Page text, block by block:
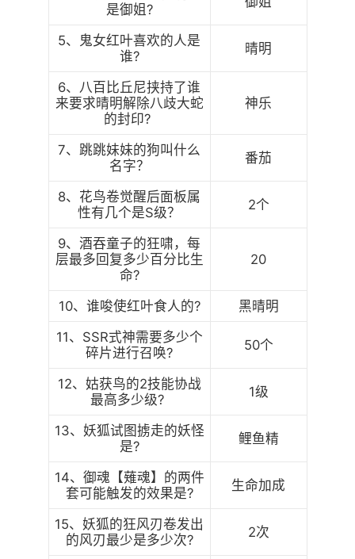
是御姐?
5、鬼女红叶喜欢的人是
谁?
晴明
6、八百比丘尼挟持了谁
来要求晴明解除八歧大蛇
的封印?
神乐
7、跳跳妹妹的狗叫什么
名字？
番茄
8、花鸟卷觉醒后面板属
性有几个是S级？
2个
9、酒吞童子的狂啸，每
层最多回复多少百分比生
命?
20
10、谁唆使红叶食人的?
黑晴明
11、SSR式神需要多少个
碎片进行召唤?
50个
12、姑获鸟的2技能协战
最高多少级?
1级
13、妖狐试图掳走的妖怪
是?
鲤鱼精
14、御魂【薙魂】的两件
套可能触发的效果是?
生命加成
15、妖狐的狂风刃卷发出
的风刃最少是多少次?
2次